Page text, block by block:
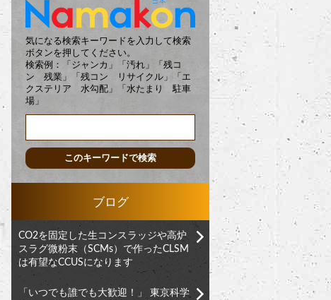
気になる検索キーワードを入力して検索
ボタンを押してください。
検索例：「ジャンカ」「汚れ」「残コ
ン 残業」「残コン リサイクル」「エ
クステリア 水勾配」「水たまり 駐車
場」
ブログ
CO2を固定した生コンスラッジや高炉
スラグ微粉末（SCMs）で作ったCLSM
は有望なCCUSになります
「いつでも誰でも大歓迎！」 東京科学